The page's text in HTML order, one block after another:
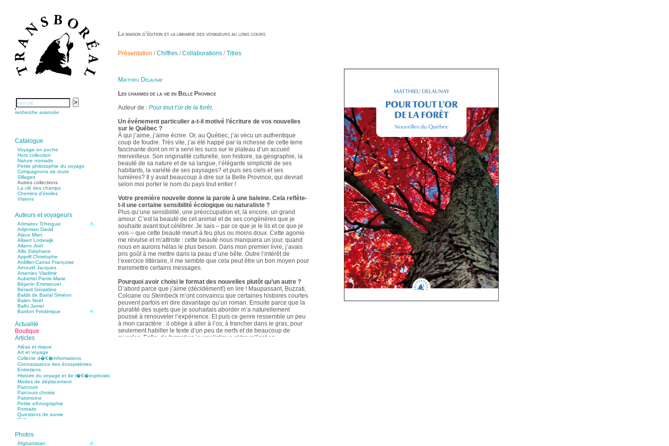
recherche avancée
Catalogue
Voyage en poche
Hors collection
Nature nomade
Petite philosophie du voyage
Compagnons de route
Sillages
Autres collections
La clé des champs
Chemins d’étoiles
Visions
Auteurs et voyageurs
Aïtmatov Tchinguiz
Adjemian David
Alaux Marc
Allaert Lodewijk
Allano Joël
Allix Stéphane
Apprill Christophe
Ardillier-Carras Françoise
Arnould Jacques
Arseniev Vladimir
Aubertel Pierre-Marie
Béjanin Emmanuel
Bérard Géraldine
Baldit de Barral Siméon
Balen Noël
Balhi Jamel
Bardon Frédérique
Bastide Fabien
Baudin Julie
Baujard Jacques
Bazin Sylvain
Bellanger Marc
Bellec Hervé
Belleville Régis
Benestar Géraldine
Benoist Yann
Bertrand Jordane
Bertrandy Antoine
Bezsonov Youri
Bideau Michel-Cosme
Billard Yannick
Blanchet Anne-Lise
Bluntzer Christophe
Bobin Mathieu
Boch Anne-Laure
Boch Julie
Boillot Henri
Bonnem Éric
Boudart Jean-Louis
Actualité
Boutique
Articles
Aléas et risque
Art et voyage
Collecte d�€�informations
Connaissance des écosystèmes
Entretiens
Histoire du voyage et de l�€�exploration
Modes de déplacement
Parcours
Parcours choisis
Patrimoine
Petite ethnographie
Portraits
Questions de survie
Réflexions
Photos
Afghanistan
La maison d’édition et la librairie des voyageurs au long cours
Présentation /Chiffres /Collaborations /Titres
Matthieu Delaunay
Les charmes de la vie en Belle Province
Auteur de : Pour tout l’or de la forêt.
Un événement particulier a-t-il motivé l’écriture de vos nouvelles
sur le Québec ?
À qui j’aime, j’aime écrire. Or, au Québec, j’ai vécu un authentique
coup de foudre. Très vite, j’ai été happé par la richesse de cette terre
fascinante dont on m’a servi les sucs sur le plateau d’un accueil
merveilleux. Son originalité culturelle, son histoire, sa géographie, la
beauté de sa nature et de sa langue, l’élégante simplicité de ses
habitants, la variété de ses paysages? et puis ses ciels et ses
lumières? Il y avait beaucoup à dire sur la Belle Province, qui devrait
selon moi porter le nom du pays tout entier !
Votre première nouvelle donne la parole à une baleine. Cela reflète-
t-il une certaine sensibilité écologique ou naturaliste ?
Plus qu’une sensibilité, une préoccupation et, là encore, un grand
amour. C’est la beauté de cet animal et de ses congénères que je
souhaite avant tout célébrer. Je sais – par ce que je le lis et ce que je
vois – que cette beauté meurt à feu plus ou moins doux. Cette agonie
me révulse et m’attriste : cette beauté nous manquera un jour, quand
nous en aurons hélas le plus besoin. Dans mon premier livre, j’avais
pris goût à me mettre dans la peau d’une bête. Outre l’intérêt de
l’exercice littéraire, il me semble que cela peut être un bon moyen pour
transmettre certains messages.
Pourquoi avoir choisi le format des nouvelles plutôt qu’un autre ?
D’abord parce que j’aime (décidément!) en lire ! Maupassant, Buzzati,
Coloane ou Steinbeck m’ont convaincu que certaines histoires courtes
peuvent parfois en dire davantage qu’un roman. Ensuite parce que la
pluralité des sujets que je souhaitais aborder m’a naturellement
poussé à renouveler l’expérience. Et puis ce genre ressemble un peu
à mon caractère : il oblige à aller à l’os, à trancher dans le gras, pour
seulement habiller le texte d’un peu de nerfs et de beaucoup de
muscles. Enfin, de formation journalistique et travaillant en